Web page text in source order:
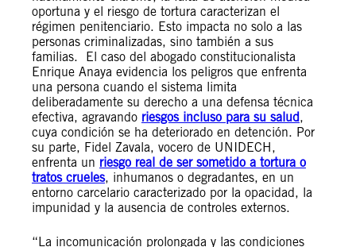
oportuna y el riesgo de tortura caracterizan el
régimen penitenciario. Esto impacta no solo a las
personas criminalizadas, sino también a sus
familias. El caso del abogado constitucionalista
Enrique Anaya evidencia los peligros que enfrenta
una persona cuando el sistema limita
deliberadamente su derecho a una defensa técnica
efectiva, agravando riesgos incluso para su salud,
cuya condición se ha deteriorado en detención. Por
su parte, Fidel Zavala, vocero de UNIDECH,
enfrenta un riesgo real de ser sometido a tortura o
tratos crueles, inhumanos o degradantes, en un
entorno carcelario caracterizado por la opacidad, la
impunidad y la ausencia de controles externos.
“La incomunicación prolongada y las condiciones